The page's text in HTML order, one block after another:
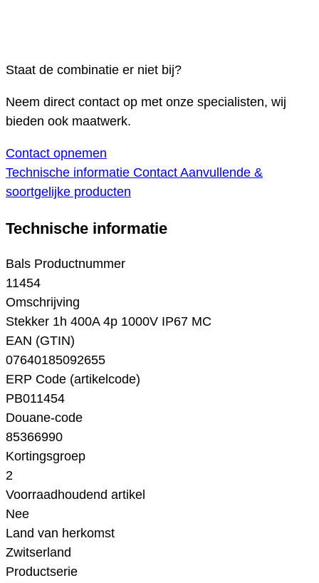
Staat de combinatie er niet bij?
Neem direct contact op met onze specialisten, wij
bieden ook maatwerk.
Contact opnemen
Technische informatie Contact Aanvullende &
soortgelijke producten
Technische informatie
Bals Productnummer
11454
Omschrijving
Stekker 1h 400A 4p 1000V IP67 MC
EAN (GTIN)
07640185092655
ERP Code (artikelcode)
PB011454
Douane-code
85366990
Kortingsgroep
2
Voorraadhoudend artikel
Nee
Land van herkomst
Zwitserland
Productserie